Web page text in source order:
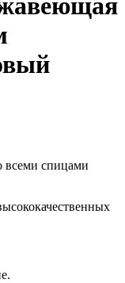
всеми спицами